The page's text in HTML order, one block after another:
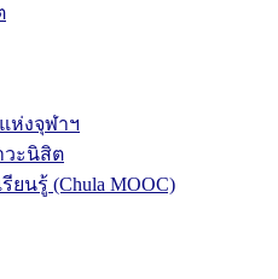
ห่งจุฬาฯ
วะนิสิต
นรู้ (Chula MOOC)